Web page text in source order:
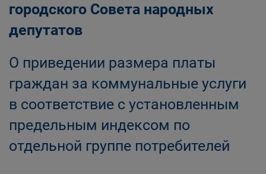
городского Совета народных
депутатов
О приведении размера платы
граждан за коммунальные услуги
в соответствие с установленным
предельным индексом по
отдельной группе потребителей